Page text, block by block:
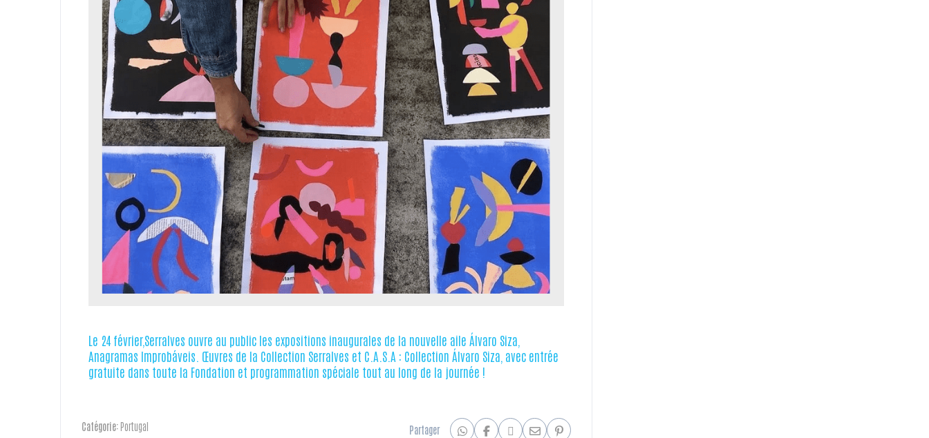
Le 24 février,Serralves ouvre au public les expositions inaugurales de la nouvelle aile Álvaro Siza,
Anagramas Improbáveis. Œuvres de la Collection Serralves et C.A.S.A : Collection Álvaro Siza, avec entrée
gratuite dans toute la Fondation et programmation spéciale tout au long de la journée !
Catégorie: Portugal Partager